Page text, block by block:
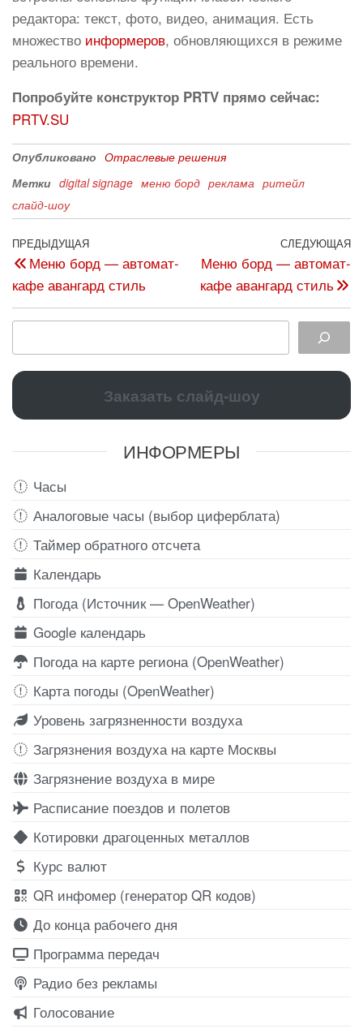
редактора: текст, фото, видео, анимация. Есть
множество информеров, обновляющихся в режиме
реального времени.
Попробуйте конструктор PRTV прямо сейчас:
PRTV.SU
Опубликовано Отраслевые решения
Метки digital signage меню борд реклама ритейл
слайд-шоу
ПРЕДЫДУЩАЯ
Меню борд — автомат-
кафе авангард стиль
СЛЕДУЮЩАЯ
Меню борд — автомат-
кафе авангард стиль
Заказать слайд-шоу
ИНФОРМЕРЫ
Часы
Аналоговые часы (выбор циферблата)
Таймер обратного отсчета
Календарь
Погода (Источник — OpenWeather)
Google календарь
Погода на карте региона (OpenWeather)
Карта погоды (OpenWeather)
Уровень загрязненности воздуха
Загрязнения воздуха на карте Москвы
Загрязнение воздуха в мире
Расписание поездов и полетов
Котировки драгоценных металлов
Курс валют
QR инфомер (генератор QR кодов)
До конца рабочего дня
Программа передач
Радио без рекламы
Голосование